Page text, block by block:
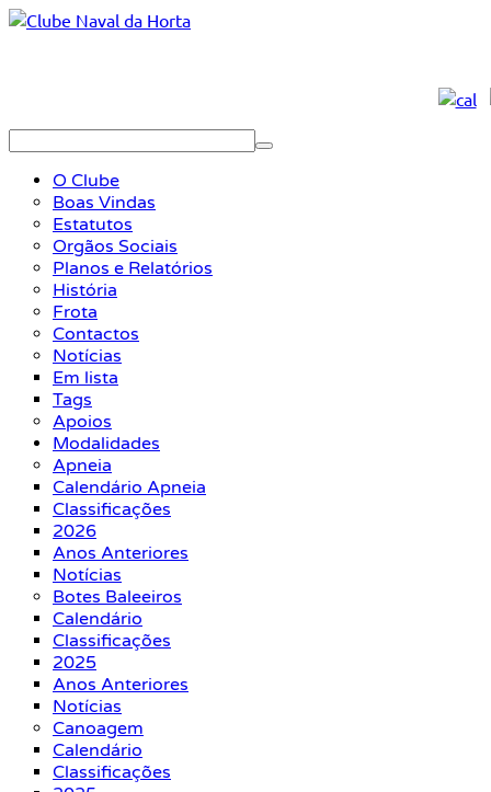
O Clube
Boas Vindas
Estatutos
Orgãos Sociais
Planos e Relatórios
História
Frota
Contactos
Notícias
Em lista
Tags
Apoios
Modalidades
Apneia
Calendário Apneia
Classificações
2026
Anos Anteriores
Notícias
Botes Baleeiros
Calendário
Classificações
2025
Anos Anteriores
Notícias
Canoagem
Calendário
Classificações